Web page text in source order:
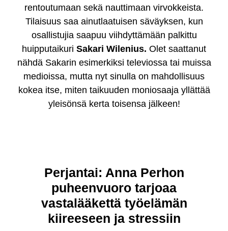
rentoutumaan sekä nauttimaan virvokkeista.
Tilaisuus saa ainutlaatuisen säväyksen, kun
osallistujia saapuu viihdyttämään palkittu
huipputaikuri Sakari Wilenius. Olet saattanut
nähdä Sakarin esimerkiksi televiossa tai muissa
medioissa, mutta nyt sinulla on mahdollisuus
kokea itse, miten taikuuden moniosaaja yllättää
yleisönsä kerta toisensa jälkeen!
Perjantai: Anna Perhon
puheenvuoro tarjoaa
vastalääkettä työelämän
kiireeseen ja stressiin